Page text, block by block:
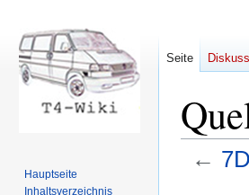
←
Seite
Hauptseite
Inhaltsverzeichnis